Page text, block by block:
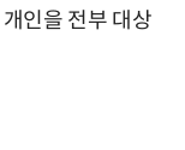
인을 전부 대상